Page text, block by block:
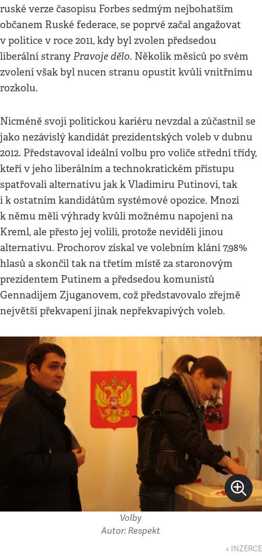
ruské verze časopisu Forbes sedmým nejbohatším
občanem Ruské federace, se poprvé začal angažovat
v politice v roce 2011, kdy byl zvolen předsedou
liberální stranyPravoje dělo. Několik měsíců po svém
zvolení však byl nucen stranu opustit kvůli vnitřnímu
rozkolu.
Nicméně svoji politickou kariéru nevzdal a zúčastnil se
jako nezávislý kandidát prezidentských voleb v dubnu
2012. Představoval ideální volbu pro voliče střední třídy,
kteří v jeho liberálním a technokratickém přístupu
spatřovali alternativu jak k Vladimiru Putinovi, tak
i k ostatním kandidátům systémové opozice. Mnozí
k němu měli výhrady kvůli možnému napojení na
Kreml, ale přesto jej volili, protože neviděli jinou
alternativu. Prochorov získal ve volebním klání 7,98%
hlasů a skončil tak na třetím místě za staronovým
prezidentem Putinem a předsedou komunistů
Gennadijem Zjuganovem, což představovalo zřejmě
největší překvapení jinak nepřekvapivých voleb.
Volby
Autor: Respekt
↓ INZERCE